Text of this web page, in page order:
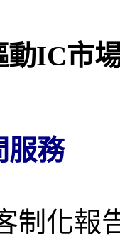
IC市
服務
制化報